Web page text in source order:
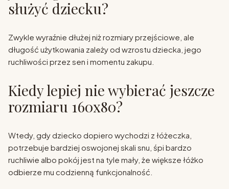
służyć dziecku?
Zwykle wyraźnie dłużej niż rozmiary przejściowe, ale
długość użytkowania zależy od wzrostu dziecka, jego
ruchliwości przez sen i momentu zakupu.
Kiedy lepiej nie wybierać jeszcze
rozmiaru 160x80?
Wtedy, gdy dziecko dopiero wychodzi z łóżeczka,
potrzebuje bardziej oswojonej skali snu, śpi bardzo
ruchliwie albo pokój jest na tyle mały, że większe łóżko
odbierze mu codzienną funkcjonalność.